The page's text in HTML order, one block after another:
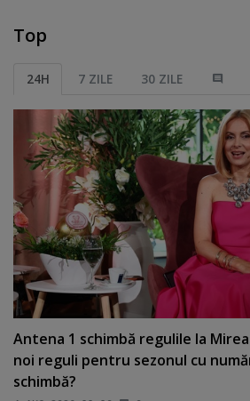
Top
24H 7 ZILE 30 ZILE
Antena 1 schimbă regulile la
noi reguli pentru sezonul cu
schimbă?